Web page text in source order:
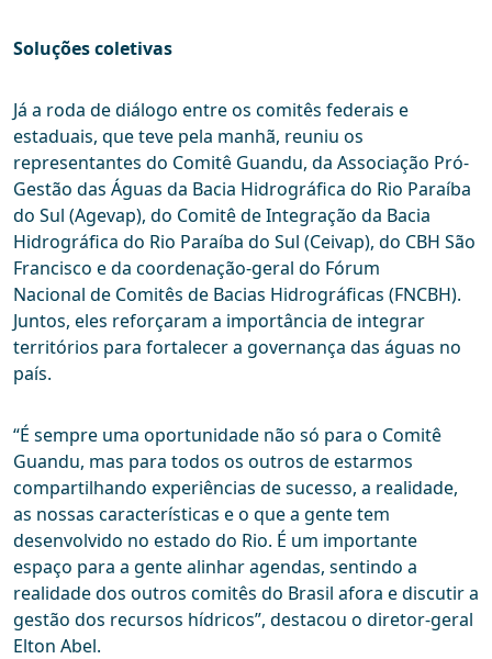
Soluções coletivas
Já a roda de diálogo entre os comitês federais e
estaduais, que teve pela manhã, reuniu os
representantes do Comitê Guandu, da Associação Pró-
Gestão das Águas da Bacia Hidrográfica do Rio Paraíba
do Sul (Agevap), do Comitê de Integração da Bacia
Hidrográfica do Rio Paraíba do Sul (Ceivap), do CBH São
Francisco e da coordenação-geral do Fórum
Nacional de Comitês de Bacias Hidrográficas (FNCBH).
Juntos, eles reforçaram a importância de integrar
territórios para fortalecer a governança das águas no
país.
“É sempre uma oportunidade não só para o Comitê
Guandu, mas para todos os outros de estarmos
compartilhando experiências de sucesso, a realidade,
as nossas características e o que a gente tem
desenvolvido no estado do Rio. É um importante
espaço para a gente alinhar agendas, sentindo a
realidade dos outros comitês do Brasil afora e discutir a
gestão dos recursos hídricos”, destacou o diretor-geral
Elton Abel.